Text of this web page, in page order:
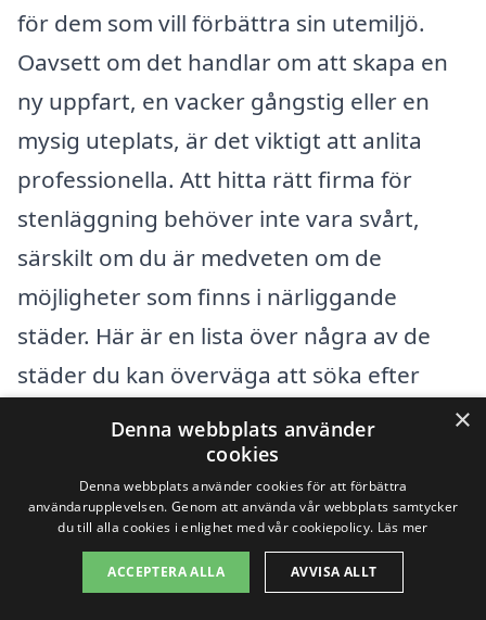
för dem som vill förbättra sin utemiljö.
Oavsett om det handlar om att skapa en
ny uppfart, en vacker gångstig eller en
mysig uteplats, är det viktigt att anlita
professionella. Att hitta rätt firma för
stenläggning behöver inte vara svårt,
särskilt om du är medveten om de
möjligheter som finns i närliggande
städer. Här är en lista över några av de
städer du kan överväga att söka efter
Helsingborg
Ängelholm
Råå
×
Denna webbplats använder
cookies
Denna webbplats använder cookies för att förbättra
användarupplevelsen. Genom att använda vår webbplats samtycker
du till alla cookies i enlighet med vår cookiepolicy. Läs mer
ACCEPTERA ALLA AVVISA ALLT